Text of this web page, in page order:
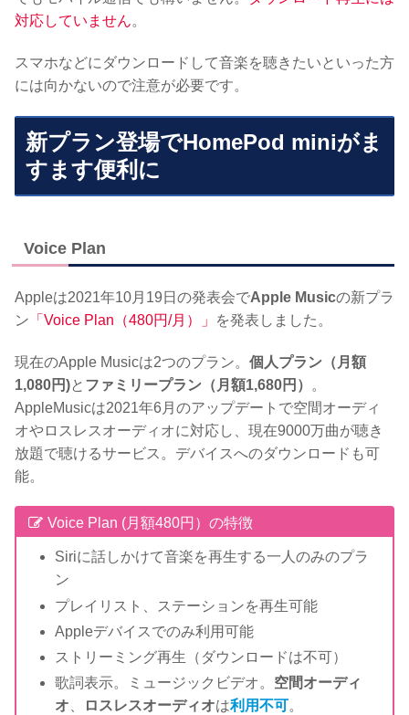
対応していません。
スマホなどにダウンロードして音楽を聴きたいといった方
には向かないので注意が必要です。
新プラン登場でHomePod miniがま
すます便利に
Voice Plan
Appleは2021年10月19日の発表会でApple Musicの新プラ
ン 「Voice Plan（480円/月）」 を発表しました。
現在のApple Musicは2つのプラン。 個人プラン（月額
1,080円)と ファミリープラン（月額1,680円）
。
AppleMusicは2021年6月のアップデートで空間オーディ
オやロスレスオーディオに対応し、現在9000万曲が聴き
放題で聴けるサービス。デバイスへのダウンロードも可
能。
Voice Plan (月額480円）の特徴
Siriに話しかけて音楽を再生する一人のみのプラ
ン
プレイリスト、ステーションを再生可能
Appleデバイスでのみ利用可能
ストリーミング再生（ダウンロードは不可）
歌詞表示。ミュージックビデオ。 空間オーディ
オ
ロスレスオーディオは利用不可。